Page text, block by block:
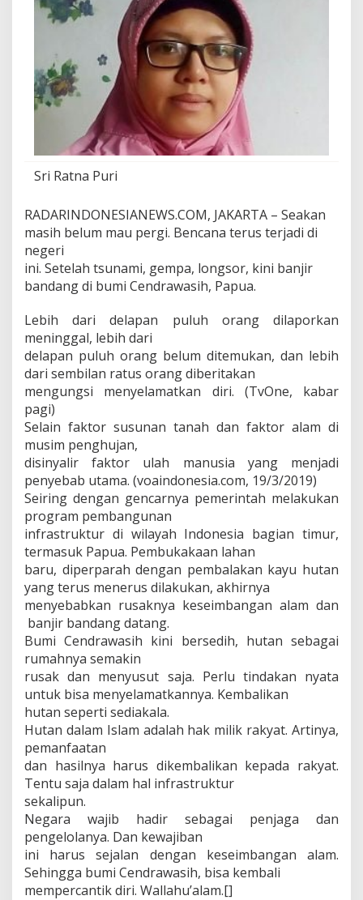
Sri Ratna Puri
RADARINDONESIANEWS.COM, JAKARTA – Seakan
masih belum mau pergi. Bencana terus terjadi di
negeri
ini. Setelah tsunami, gempa, longsor, kini banjir
bandang di bumi Cendrawasih, Papua.
Lebih dari delapan puluh orang dilaporkan
meninggal, lebih dari
delapan puluh orang belum ditemukan, dan lebih
dari sembilan ratus orang diberitakan
mengungsi menyelamatkan diri. (TvOne, kabar
pagi)
Selain faktor susunan tanah dan faktor alam di
musim penghujan,
disinyalir faktor ulah manusia yang menjadi
penyebab utama. (voaindonesia.com, 19/3/2019)
Seiring dengan gencarnya pemerintah melakukan
program pembangunan
infrastruktur di wilayah Indonesia bagian timur,
termasuk Papua. Pembukakaan lahan
baru, diperparah dengan pembalakan kayu hutan
yang terus menerus dilakukan, akhirnya
menyebabkan rusaknya keseimbangan alam dan
banjir bandang datang.
Bumi Cendrawasih kini bersedih, hutan sebagai
rumahnya semakin
rusak dan menyusut saja. Perlu tindakan nyata
untuk bisa menyelamatkannya. Kembalikan
hutan seperti sediakala.
Hutan dalam Islam adalah hak milik rakyat. Artinya,
pemanfaatan
dan hasilnya harus dikembalikan kepada rakyat.
Tentu saja dalam hal infrastruktur
sekalipun.
Negara wajib hadir sebagai penjaga dan
pengelolanya. Dan kewajiban
ini harus sejalan dengan keseimbangan alam.
Sehingga bumi Cendrawasih, bisa kembali
mempercantik diri. Wallahu’alam.[]